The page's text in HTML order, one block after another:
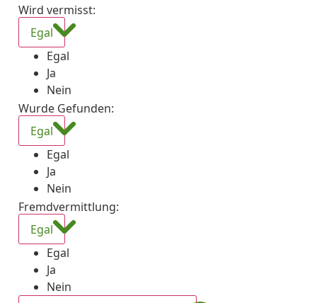
Wird vermisst:
Egal
Egal
Ja
Nein
Wurde Gefunden:
Egal
Egal
Ja
Nein
Fremdvermittlung:
Egal
Egal
Ja
Nein